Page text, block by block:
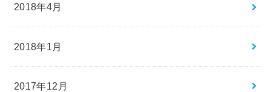
2018年4月
2018年1月
2017年12月